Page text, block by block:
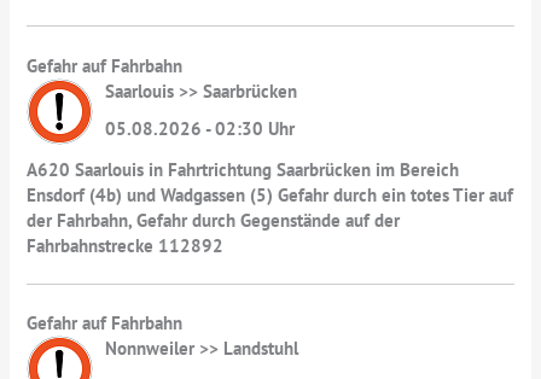
Gefahr auf Fahrbahn
Saarlouis >> Saarbrücken
05.08.2026 - 02:30 Uhr
A620 Saarlouis in Fahrtrichtung Saarbrücken im Bereich
Ensdorf (4b) und Wadgassen (5) Gefahr durch ein totes Tier auf
der Fahrbahn, Gefahr durch Gegenstände auf der
Fahrbahnstrecke 112892
Gefahr auf Fahrbahn
Nonnweiler >> Landstuhl